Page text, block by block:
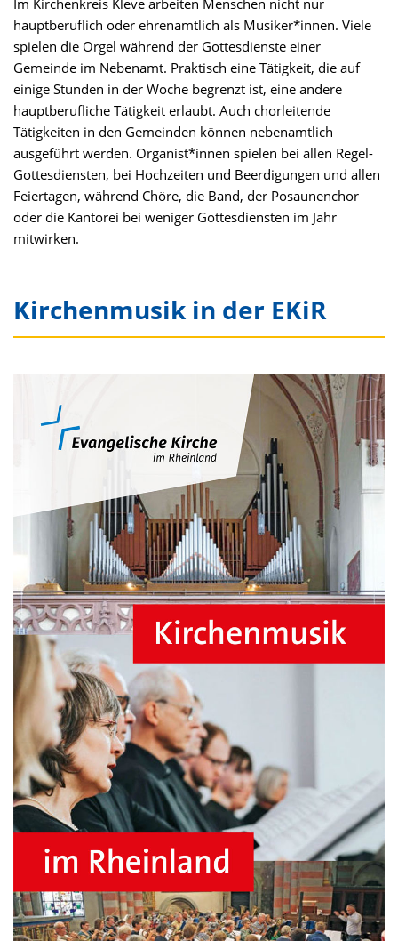
Im Kirchenkreis Kleve arbeiten Menschen nicht nur
hauptberuflich oder ehrenamtlich als Musiker*innen. Viele
spielen die Orgel während der Gottesdienste einer
Gemeinde im Nebenamt. Praktisch eine Tätigkeit, die auf
einige Stunden in der Woche begrenzt ist, eine andere
hauptberufliche Tätigkeit erlaubt. Auch chorleitende
Tätigkeiten in den Gemeinden können nebenamtlich
ausgeführt werden. Organist*innen spielen bei allen Regel-
Gottesdiensten, bei Hochzeiten und Beerdigungen und allen
Feiertagen, während Chöre, die Band, der Posaunenchor
oder die Kantorei bei weniger Gottesdiensten im Jahr
mitwirken.
Kirchenmusik in der EKiR